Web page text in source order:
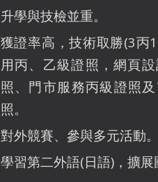
升學與技檢並重。
獲證率高，技術取勝(3丙
用丙、乙級證照，網頁
照、門市服務丙級證照
照。
對外競賽、參與多元活動。
學習第二外語(日語)，擴展